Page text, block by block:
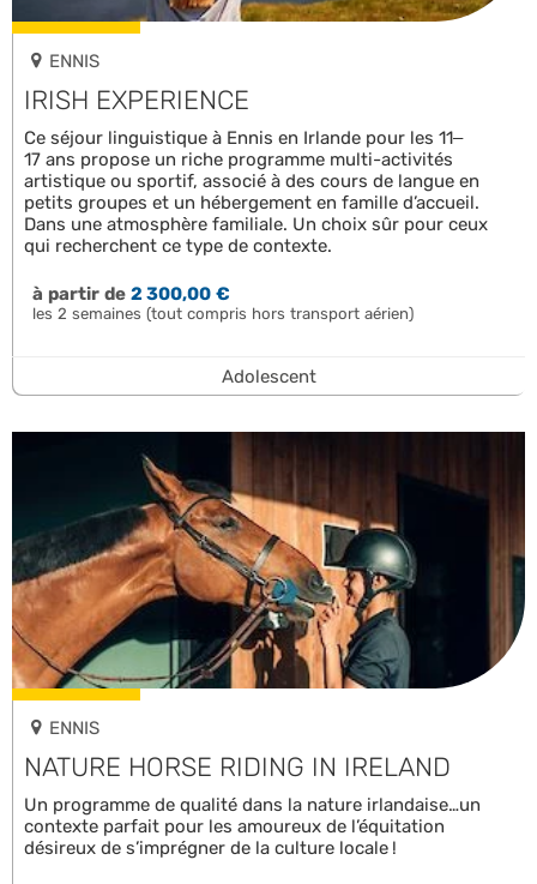
ENNIS
IRISH EXPERIENCE
Ce séjour linguistique à Ennis en Irlande pour les 11–
17 ans propose un riche programme multi-activités
artistique ou sportif, associé à des cours de langue en
petits groupes et un hébergement en famille d’accueil.
Dans une atmosphère familiale. Un choix sûr pour ceux
qui recherchent ce type de contexte.
à partir de2 300,00 €
les 2 semaines (tout compris hors transport aérien)
Adolescent
ENNIS
NATURE HORSE RIDING IN IRELAND
Un programme de qualité dans la nature irlandaise…un
contexte parfait pour les amoureux de l’équitation
désireux de s’imprégner de la culture locale !